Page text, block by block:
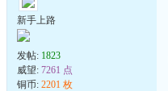
新手上路
发帖: 1823
威望: 7261 点
铜币: 2201 枚